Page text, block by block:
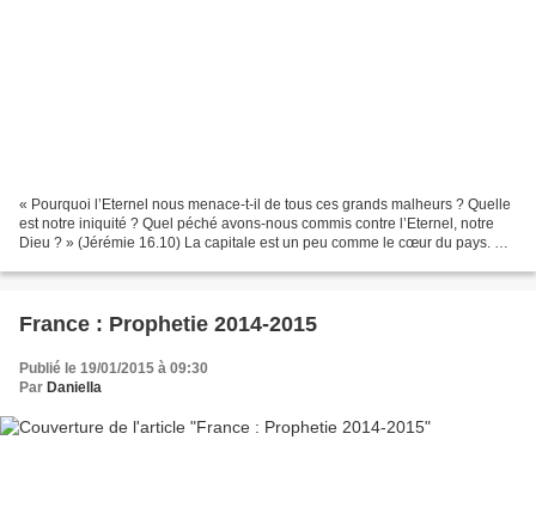
« Pourquoi l’Eternel nous menace-t-il de tous ces grands malheurs ? Quelle
est notre iniquité ? Quel péché avons-nous commis contre l’Eternel, notre
Dieu ? » (Jérémie 16.10) La capitale est un peu comme le cœur du pays. Ce
France : Prophetie 2014-2015
Publié le 19/01/2015 à 09:30
Par Daniella